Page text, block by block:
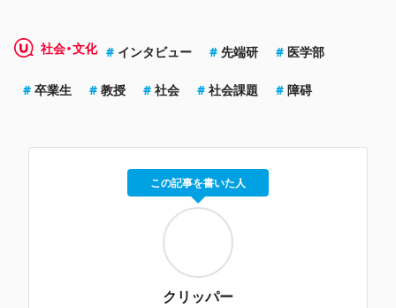
社会・文化 インタビュー 先端研 医学部
卒業生 教授 社会 社会課題 障碍
この記事を書いた人
クリッパー